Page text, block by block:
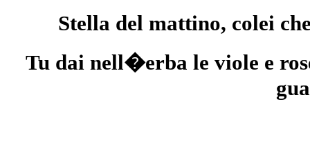
Stella del mattino, colei
Tu dai nell�erba le viole e